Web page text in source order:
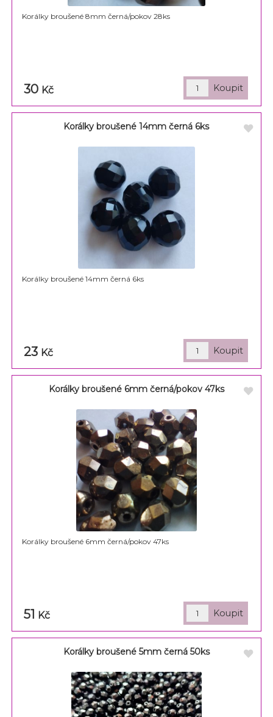
Korálky broušené 8mm černá/pokov 28ks
30 Kč
Korálky broušené 14mm černá 6ks
Korálky broušené 14mm černá 6ks
23 Kč
Korálky broušené 6mm černá/pokov 47ks
Korálky broušené 6mm černá/pokov 47ks
51 Kč
Korálky broušené 5mm černá 50ks